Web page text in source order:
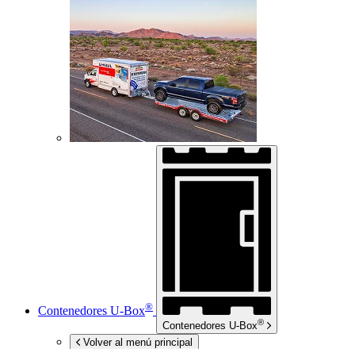
Contenedores U-Box®
Contenedores U-Box®
Volver al menú principal